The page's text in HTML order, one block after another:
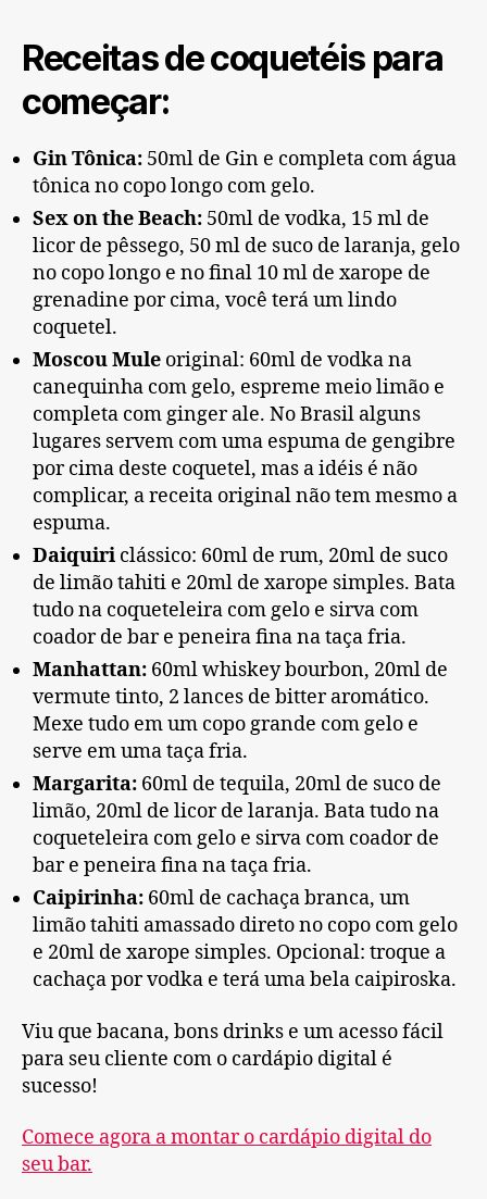
Receitas de coquetéis para
começar:
Gin Tônica: 50ml de Gin e completa com água
tônica no copo longo com gelo.
Sex on the Beach: 50ml de vodka, 15 ml de
licor de pêssego, 50 ml de suco de laranja, gelo
no copo longo e no final 10 ml de xarope de
grenadine por cima, você terá um lindo
coquetel.
Moscou Mule original: 60ml de vodka na
canequinha com gelo, espreme meio limão e
completa com ginger ale. No Brasil alguns
lugares servem com uma espuma de gengibre
por cima deste coquetel, mas a idéis é não
complicar, a receita original não tem mesmo a
espuma.
Daiquiri clássico: 60ml de rum, 20ml de suco
de limão tahiti e 20ml de xarope simples. Bata
tudo na coqueteleira com gelo e sirva com
coador de bar e peneira fina na taça fria.
Manhattan: 60ml whiskey bourbon, 20ml de
vermute tinto, 2 lances de bitter aromático.
Mexe tudo em um copo grande com gelo e
serve em uma taça fria.
Margarita: 60ml de tequila, 20ml de suco de
limão, 20ml de licor de laranja. Bata tudo na
coqueteleira com gelo e sirva com coador de
bar e peneira fina na taça fria.
Caipirinha: 60ml de cachaça branca, um
limão tahiti amassado direto no copo com gelo
e 20ml de xarope simples. Opcional: troque a
cachaça por vodka e terá uma bela caipiroska.
Viu que bacana, bons drinks e um acesso fácil
para seu cliente com o cardápio digital é
sucesso!
Comece agora a montar o cardápio digital do
seu bar.